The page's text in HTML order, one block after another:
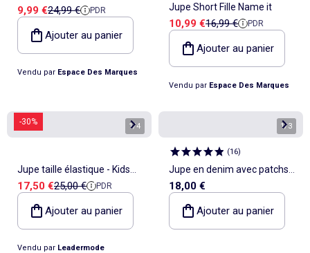
Prix de vente
9,99 €Prix de référence
24,99 € PDR
Ajouter au panier
Vendu par Espace Des Marques
Jupe Short Fille Name it
Prix de vente
10,99 €Prix de référence
16,99 € PDR
Ajouter au panier
Vendu par Espace Des Marques
-30% 1/4
Jupe taille élastique - Kids
Star
Prix de vente
17,50 €Prix de référence
25,00 € PDR
Ajouter au panier
Vendu par Leadermode
1/3
(16)
Jupe en denim avec patchs
brodés 'Hello Kitty'
18,00 €
Ajouter au panier